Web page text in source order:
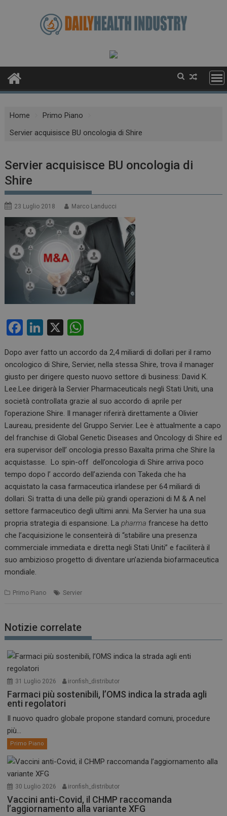
Home
Primo Piano
Servier acquisisce BU oncologia di Shire
Servier acquisisce BU oncologia di
Shire
23 Luglio 2018 Marco Landucci
F
ce
b
o
o
k
Li
ke
dI
n
X
at
s
A
p
p
Dopo aver fatto un accordo da 2,4 miliardi di dollari per il ramo
oncologico di Shire, Servier, nella stessa Shire, trova il manager
giusto per dirigere questo nuovo settore di business: David K.
Lee.Lee dirigerà la Servier Pharmaceuticals negli Stati Uniti, una
società controllata grazie al suo accordo di aprile per
l’operazione Shire. Il manager riferirà direttamente a Olivier
Laureau, presidente del Gruppo Servier. Lee è attualmente a capo
del franchise di Global Genetic Diseases and Oncology di Shire ed
era supervisor dell’ oncologia presso Baxalta prima che Shire la
acquistasse. Lo spin-off dell’oncologia di Shire arriva poco
tempo dopo l’ accordo dell’azienda con Takeda che ha
acquistato la casa farmaceutica irlandese per 64 miliardi di
dollari. Si tratta di una delle più grandi operazioni di M & A nel
settore farmaceutico degli ultimi anni. Ma Servier ha una sua
propria strategia di espansione. Lapharma francese ha detto
che l’acquisizione le consenteirà di “stabilire una presenza
commerciale immediata e diretta negli Stati Uniti” e faciliterà il
suo ambizioso progetto di diventare un’azienda biofarmaceutica
mondiale.
Primo Piano Servier
Notizie correlate
31 Luglio 2026 ironfish_distributor
Farmaci più sostenibili, l’OMS indica la strada agli
enti regolatori
Il nuovo quadro globale propone standard comuni, procedure
più...
Primo Piano
30 Luglio 2026 ironfish_distributor
Vaccini anti-Covid, il CHMP raccomanda
l’aggiornamento alla variante XFG